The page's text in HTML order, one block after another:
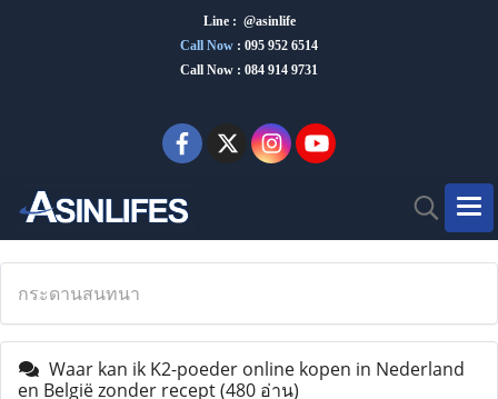
Line : @asinlife
Call Now : 095 952 6514
Call Now : 084 914 9731
กระดานสนทนา
Waar kan ik K2-poeder online kopen in Nederland
en België zonder recept(480 อ่าน)